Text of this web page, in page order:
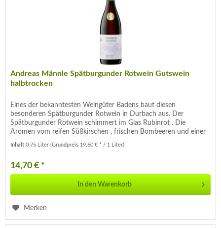
Andreas Männle Spätburgunder Rotwein Gutswein
halbtrocken
Eines der bekanntesten Weingüter Badens baut diesen
besonderen Spätburgunder Rotwein in Durbach aus. Der
Spätburgunder Rotwein schimmert im Glas Rubinrot . Die
Aromen vom reifen Süßkirschen , frischen Bombeeren und einer
Prise frisch...
Inhalt0.75 Liter(Grundpreis 19,60 € * / 1 Liter)
14,70 € *
In den Warenkorb
Merken